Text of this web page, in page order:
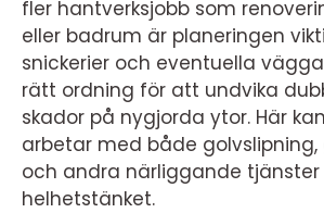
fler hantverksjobb som
eller badrum är planeringen
snickerier och eventuella
rätt ordning för att undvika
skador på nygjorda ytor. Här
arbetar med både
och andra närliggande
helhetstänket.